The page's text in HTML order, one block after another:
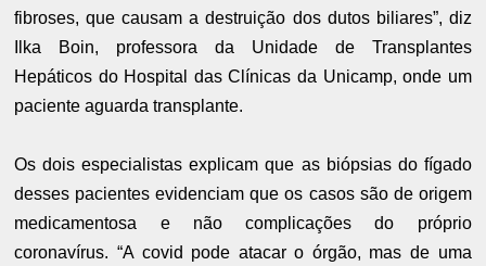
fibroses, que causam a destruição dos dutos biliares”, diz
Ilka Boin, professora da Unidade de Transplantes
Hepáticos do Hospital das Clínicas da Unicamp, onde um
paciente aguarda transplante.
Os dois especialistas explicam que as biópsias do fígado
desses pacientes evidenciam que os casos são de origem
medicamentosa e não complicações do próprio
coronavírus. “A covid pode atacar o órgão, mas de uma